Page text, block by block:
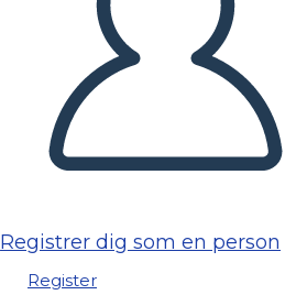
Registrer dig som en person
Register